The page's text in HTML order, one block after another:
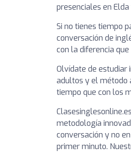
presenciales en
Si no tienes tiempo
conversación de
con la diferencia
Olvídate de estudiar
adultos y el método
tiempo que con los
metodología
conversación y no
primer minuto.